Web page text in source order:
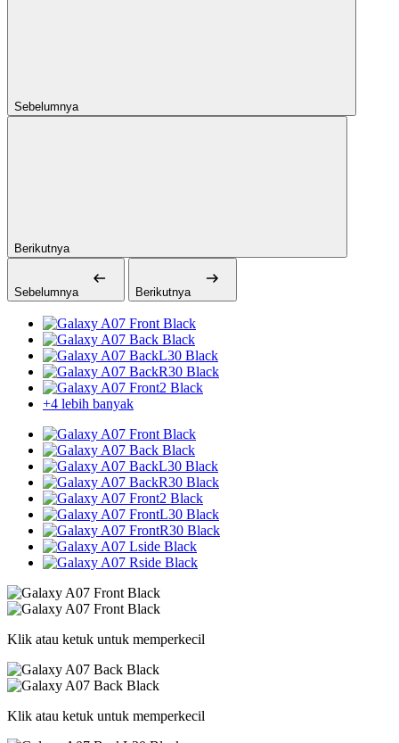
Sebelumnya
Berikutnya
Sebelumnya Berikutnya
+4 lebih banyak
Klik atau ketuk untuk memperkecil
Klik atau ketuk untuk memperkecil